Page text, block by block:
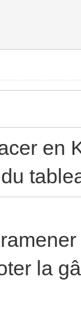
en
la